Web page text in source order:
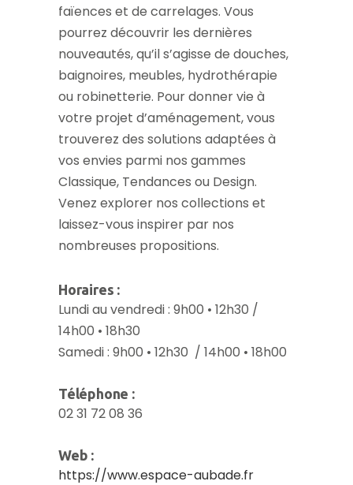
faïences et de carrelages. Vous
pourrez découvrir les dernières
nouveautés, qu’il s’agisse de douches,
baignoires, meubles, hydrothérapie
ou robinetterie. Pour donner vie à
votre projet d’aménagement, vous
trouverez des solutions adaptées à
vos envies parmi nos gammes
Classique, Tendances ou Design.
Venez explorer nos collections et
laissez-vous inspirer par nos
nombreuses propositions.
Horaires :
Lundi au vendredi : 9h00 • 12h30 /
14h00 • 18h30
Samedi : 9h00 • 12h30 / 14h00 • 18h00
Téléphone :
02 31 72 08 36
Web :
https://www.espace-aubade.fr